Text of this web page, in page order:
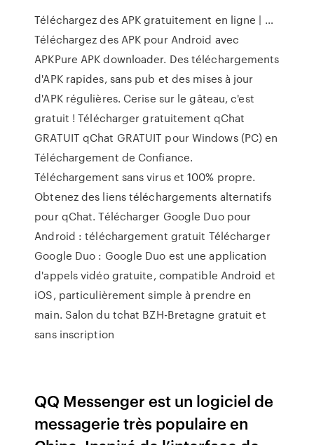
Téléchargez des APK gratuitement en ligne | …
Téléchargez des APK pour Android avec
APKPure APK downloader. Des téléchargements
d'APK rapides, sans pub et des mises à jour
d'APK régulières. Cerise sur le gâteau, c'est
gratuit ! Télécharger gratuitement qChat
GRATUIT qChat GRATUIT pour Windows (PC) en
Téléchargement de Confiance.
Téléchargement sans virus et 100% propre.
Obtenez des liens téléchargements alternatifs
pour qChat. Télécharger Google Duo pour
Android : téléchargement gratuit Télécharger
Google Duo : Google Duo est une application
d'appels vidéo gratuite, compatible Android et
iOS, particulièrement simple à prendre en
main. Salon du tchat BZH-Bretagne gratuit et
sans inscription
QQ Messenger est un logiciel de
messagerie très populaire en